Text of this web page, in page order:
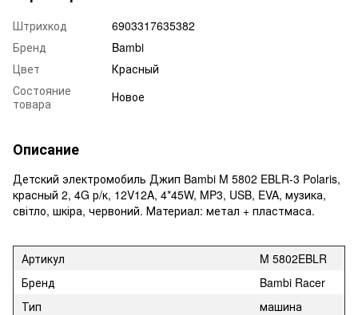
Штрихкод
6903317635382
Бренд
Bambi
Цвет
Красный
Состояние
товара
Новое
Описание
Детский электромобиль Джип Bambi M 5802 EBLR-3 Polaris,
красный 2, 4G р/к, 12V12A, 4*45W, MP3, USB, EVA, музика,
світло, шкіра, червоний. Материал: метал + пластмаса.
Артикул
M 5802EBLR
Бренд
Bambi Racer
Тип
машина